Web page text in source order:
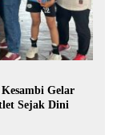
Gelar
Sejak Dini